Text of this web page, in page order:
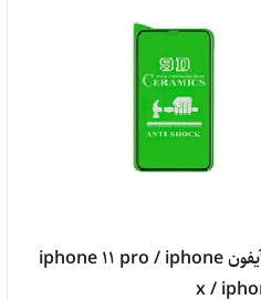
گلس آیفون iphone 11 pro / iphone
x /